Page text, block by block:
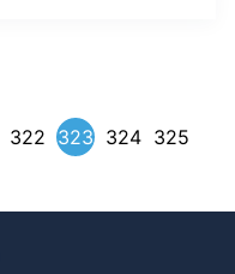
322 323 324 325